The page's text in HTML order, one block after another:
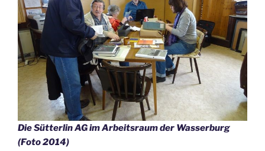
Die Sütterlin AG im Arbeitsraum der Wasserburg
(Foto 2014)